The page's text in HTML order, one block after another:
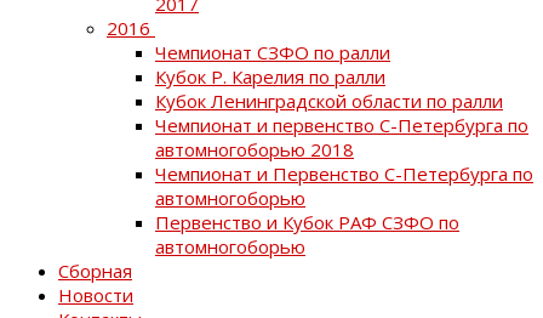
2016
Чемпионат СЗФО по ралли
Кубок Р. Карелия по ралли
Кубок Ленинградской области по ралли
Чемпионат и первенство С-Петербурга по
автомногоборью 2018
Чемпионат и Первенство С-Петербурга по
автомногоборью
Первенство и Кубок РАФ СЗФО по
автомногоборью
Сборная
Новости